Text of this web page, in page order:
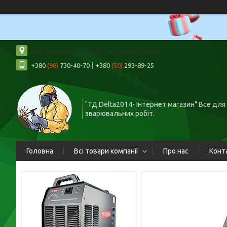
вул. Матросова 20 офіс 14, Харків, Україна
+380 (98) 730-40-70 +380 (50) 293-89-25
"ТД Delta2014- Інтернет магазин" Все для
зварювальних робіт.
Головна Всі товари компанії Про нас